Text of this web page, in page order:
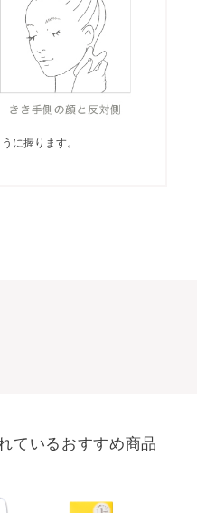
に握ります。
ているおすすめ商品